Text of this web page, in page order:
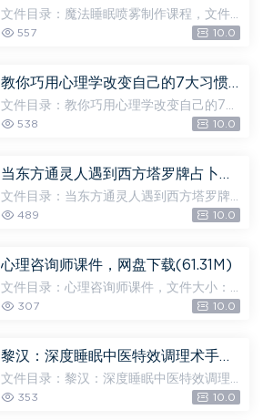
文件目录：魔法睡眠喷雾制作课程，文件
大小：76.04K 魔法睡眠喷雾制作课程.pd
接。
557 10.0
教你巧用心理学改变自己的7大习惯，网盘下载(2.31G)
文件目录：教你巧用心理学改变自己的7大
习惯，文件大小：2.31G 第二周 [488.79
[38.14M] 第6天：主...
538 10.0
当东方通灵人遇到西方塔罗牌占卜师：心理、宗教与通灵的20个密契经验，网盘下载(166.97M)
文件目录：当东方通灵人遇到西方塔罗牌
占卜师：心理、宗教与通灵的20个密契经
的20个密契经验 (2).pdf [166....
489 10.0
心理咨询师课件，网盘下载(61.31M)
文件目录：心理咨询师课件，文件大小：6
1.31M 测量 [8.81M] 11年11月二级理论.doc
月三级理论.doc...
307 10.0
黎汉：深度睡眠中医特效调理术手法视频课 2.53 GB，网盘下载(2.53G)
文件目录：黎汉：深度睡眠中医特效调理
术手法视频课 2.53 GB，文件大小：2.53
353 10.0